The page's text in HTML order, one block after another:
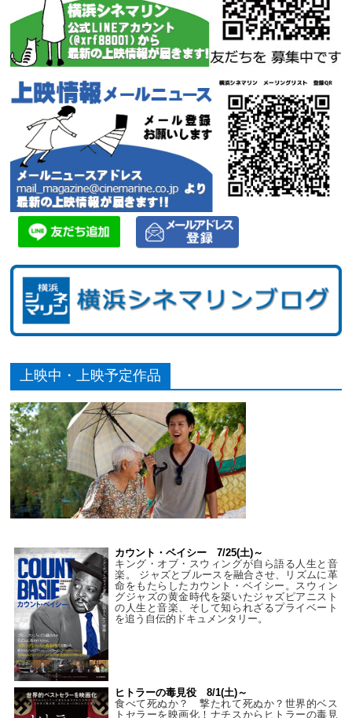
上映中・上映予定作品
カウント・ベイシー 7/25(土)～
キング・オブ・スウィングが自ら語る人生と音
楽。 ジャズとブルースを融合させ、リズムに革
命をもたらしたカウント・ベイシー。スウィン
グジャズの黄金時代を築いたジャズピアニスト
の人生と音楽、そして知られざるプライベート
を追う自伝的ドキュメンタリー。
ヒトラーの毒見役 8/1(土)～
食べて死ぬか？ 撃たれて死ぬか？世界的ベス
トセラーを映画化！ナチスからヒトラーの毒見